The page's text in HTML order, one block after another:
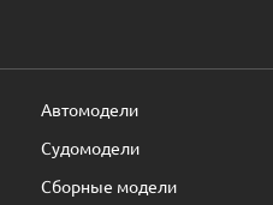
Автомодели
Судомодели
Сборные модели